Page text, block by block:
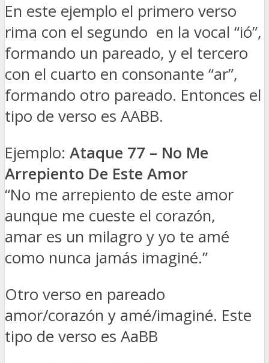
En este ejemplo el primero verso
rima con el segundo en la vocal “ió”,
formando un pareado, y el tercero
con el cuarto en consonante “ar”,
formando otro pareado. Entonces el
tipo de verso es AABB.
Ejemplo: Ataque 77 – No Me
Arrepiento De Este Amor
“No me arrepiento de este amor
aunque me cueste el corazón,
amar es un milagro y yo te amé
como nunca jamás imaginé.”
Otro verso en pareado
amor/corazón y amé/imaginé. Este
tipo de verso es AaBB